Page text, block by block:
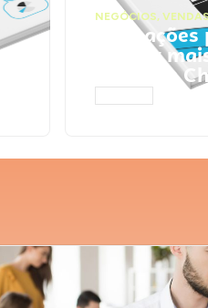
NEGÓCIOS,
Faça
vender
Prompts